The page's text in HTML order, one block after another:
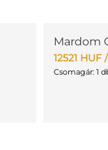
Mardom
12521 HUF
Csomagár: 1